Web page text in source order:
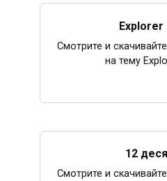
Explorer
Смотрите и
на тему
12
Смотрите и